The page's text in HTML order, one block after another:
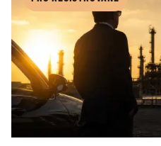
skupina investorů do